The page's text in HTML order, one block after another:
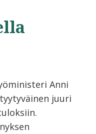
Anni
juuri